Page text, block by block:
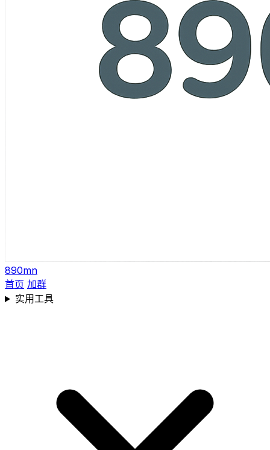
890mn
首页 加群
实用工具